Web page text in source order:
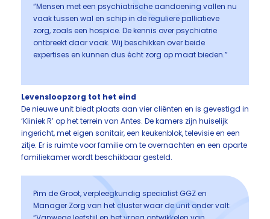
“Mensen met een psychiatrische aandoening vallen nu
vaak tussen wal en schip in de reguliere palliatieve
zorg, zoals een hospice. De kennis over psychiatrie
ontbreekt daar vaak. Wij beschikken over beide
expertises en kunnen dus écht zorg op maat bieden.”
Levensloopzorg tot het eind
De nieuwe unit biedt plaats aan vier cliënten en is gevestigd in
‘Kliniek R’ op het terrein van Antes. De kamers zijn huiselijk
ingericht, met eigen sanitair, een keukenblok, televisie en een
zitje. Er is ruimte voor familie om te overnachten en een aparte
familiekamer wordt beschikbaar gesteld.
Pim de Groot, verpleegkundig specialist GGZ en
Manager Zorg van het cluster waar de unit onder valt: